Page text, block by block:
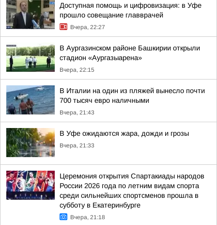
Доступная помощь и цифровизация: в Уфе
прошло совещание главврачей
Вчера, 22:27
В Аургазинском районе Башкирии открыли
стадион «Аургазыарена»
Вчера, 22:15
В Италии на один из пляжей вынесло почти
700 тысяч евро наличными
Вчера, 21:43
В Уфе ожидаются жара, дожди и грозы
Вчера, 21:33
Церемония открытия Спартакиады народов
России 2026 года по летним видам спорта
среди сильнейших спортсменов прошла в
субботу в Екатеринбурге
Вчера, 21:18